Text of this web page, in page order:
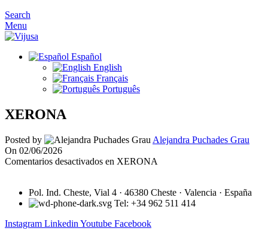
Search
Menu
Español
English
Français
Português
XERONA
Posted by
Alejandra Puchades Grau
On 02/06/2026
Comentarios desactivados en XERONA
Pol. Ind. Cheste, Vial 4 · 46380 Cheste · Valencia · España
Tel: +34 962 511 414
Instagram Linkedin Youtube Facebook